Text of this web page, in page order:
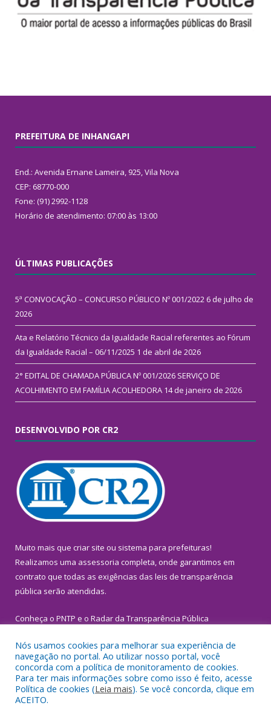
PREFEITURA DE INHANGAPI
End.: Avenida Ernane Lameira, 925, Vila Nova
CEP: 68770-000
Fone: (91) 2992-1128
Horário de atendimento: 07:00 às 13:00
ÚLTIMAS PUBLICAÇÕES
5ª CONVOCAÇÃO – CONCURSO PÚBLICO Nº 001/2022 6 de julho de
2026
Ata e Relatório Técnico da Igualdade Racial referentes ao Fórum
da Igualdade Racial – 06/11/2025 1 de abril de 2026
2° EDITAL DE CHAMADA PÚBLICA Nº 001/2026 SERVIÇO DE
ACOLHIMENTO EM FAMÍLIA ACOLHEDORA 14 de janeiro de 2026
DESENVOLVIDO POR CR2
Muito mais que criar site ou sistema para prefeituras!
Realizamos uma assessoria completa, onde garantimos em
contrato que todas as exigências das leis de transparência
pública serão atendidas.
Conheça o PNTP e o Radar da Transparência Pública
Todos os direitos reservados a Prefeitura Municipal de
Inhangapi.
Nós usamos cookies para melhorar sua experiência de
navegação no portal. Ao utilizar nosso portal, você
concorda com a política de monitoramento de cookies.
Para ter mais informações sobre como isso é feito, acesse
Política de cookies (Leia mais). Se você concorda, clique em
ACEITO.